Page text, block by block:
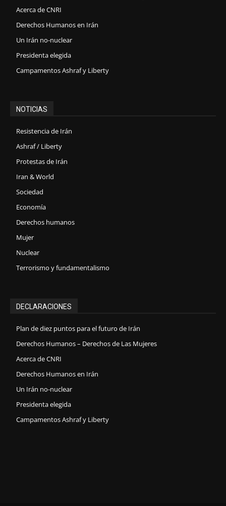
Acerca de CNRI
Derechos Humanos en Irán
Un Irán no-nuclear
Presidenta elegida
Campamentos Ashraf y Liberty
NOTICIAS
Resistencia de Irán
Ashraf / Liberty
Protestas de Irán
Iran & World
Sociedad
Economía
Derechos humanos
Mujer
Nuclear
Terrorismo y fundamentalismo
DECLARACIONES
Plan de diez puntos para el futuro de Irán
Derechos Humanos – Derechos de Las Mujeres
Acerca de CNRI
Derechos Humanos en Irán
Un Irán no-nuclear
Presidenta elegida
Campamentos Ashraf y Liberty